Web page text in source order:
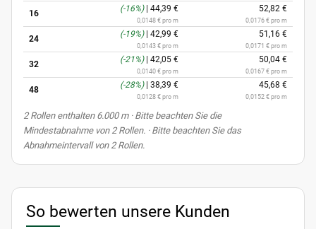
16 (-16%) 44,39 €
0,0148 € pro m
52,82 €
0,0176 € pro m
24 (-19%) 42,99 €
0,0143 € pro m
51,16 €
0,0171 € pro m
32 (-21%) 42,05 €
0,0140 € pro m
50,04 €
0,0167 € pro m
48 (-28%) 38,39 €
0,0128 € pro m
45,68 €
0,0152 € pro m
x2 Rollen enthalten 6.000 m· Bitte beachten Sie die
Mindestabnahme von 2 Rollen. · Bitte beachten Sie das
Abnahmeintervall von 2 Rollen.
So bewerten unsere Kunden